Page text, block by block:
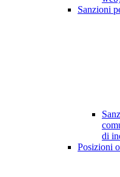
Sanzioni
di
Posizioni